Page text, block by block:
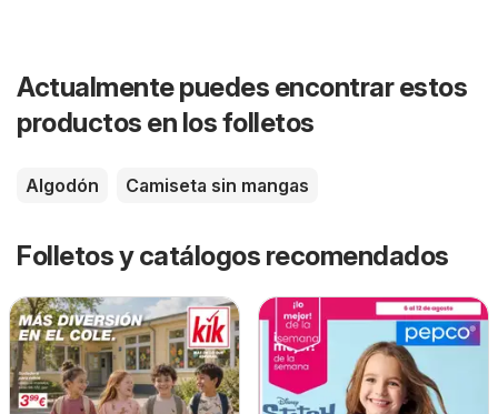
Actualmente puedes encontrar estos
productos en los folletos
Algodón Camiseta sin mangas
Folletos y catálogos recomendados